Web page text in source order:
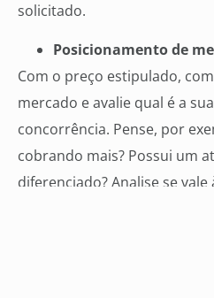
solicitado.
Posicionamento de
Com o preço estipulado,
mercado e avalie qual é a
concorrência. Pense, por
cobrando mais? Possui um
diferenciado? Analise se